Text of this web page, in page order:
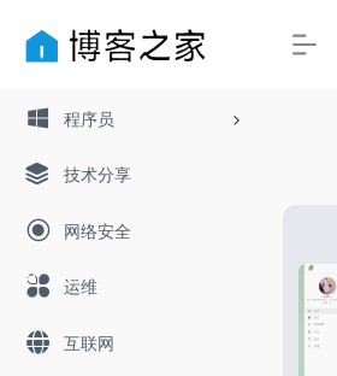
程序员
技术分享
网络安全
运维
互联网